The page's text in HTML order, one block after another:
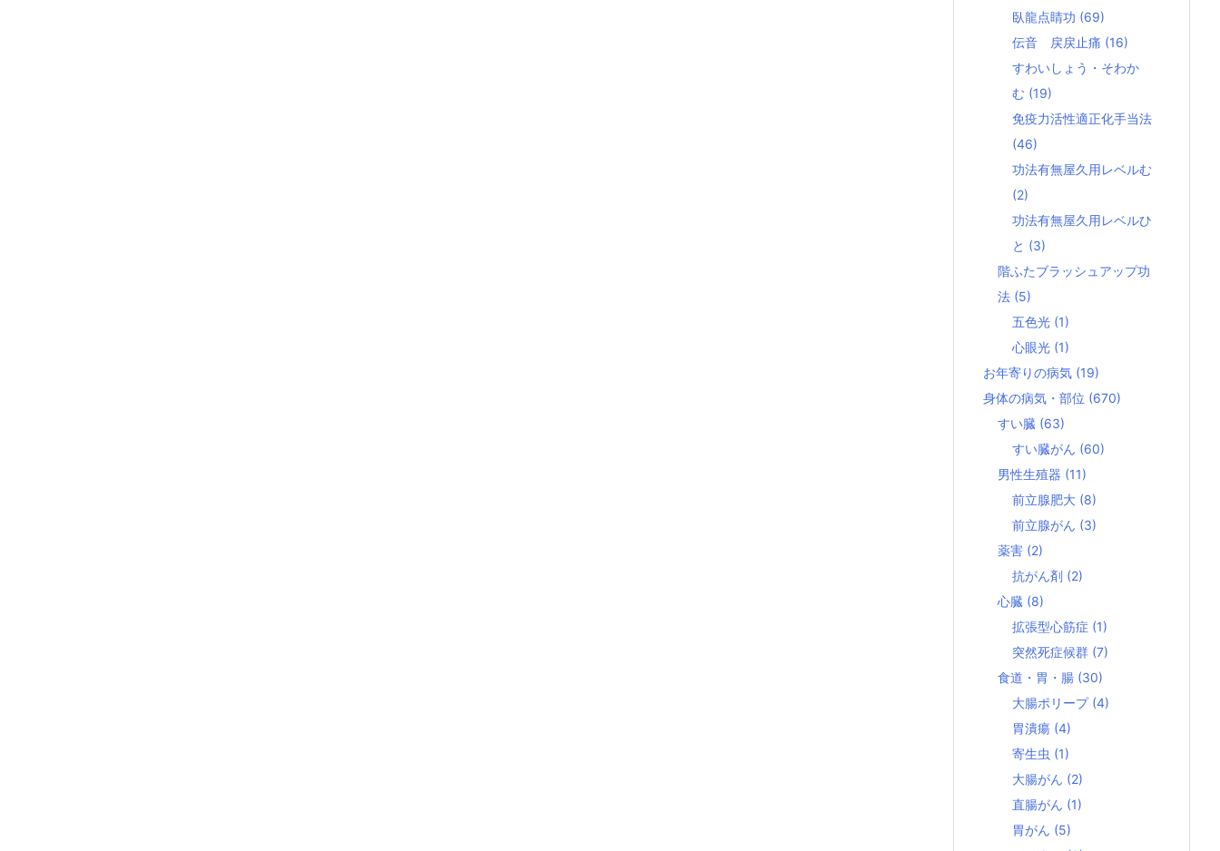
臥龍点睛功 (69)
伝音 戻戻止痛 (16)
すわいしょう・そわか
む (19)
免疫力活性適正化手当法
(46)
功法有無屋久用レベルむ
(2)
功法有無屋久用レベルひ
と (3)
階ふたブラッシュアップ功
法 (5)
五色光 (1)
心眼光 (1)
お年寄りの病気 (19)
身体の病気・部位 (670)
すい臓 (63)
すい臓がん (60)
男性生殖器 (11)
前立腺肥大 (8)
前立腺がん (3)
薬害 (2)
抗がん剤 (2)
心臓 (8)
拡張型心筋症 (1)
突然死症候群 (7)
食道・胃・腸 (30)
大腸ポリープ (4)
胃潰瘍 (4)
寄生虫 (1)
大腸がん (2)
直腸がん (1)
胃がん (5)